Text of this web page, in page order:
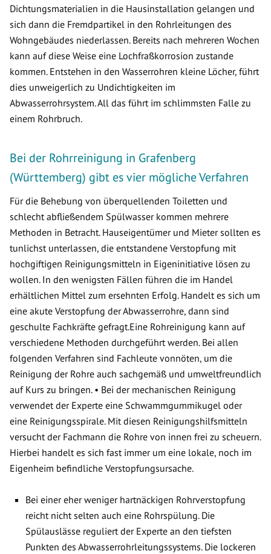
Dichtungsmaterialien in die Hausinstallation gelangen und
sich dann die Fremdpartikel in den Rohrleitungen des
Wohngebäudes niederlassen. Bereits nach mehreren Wochen
kann auf diese Weise eine Lochfraßkorrosion zustande
kommen. Entstehen in den Wasserrohren kleine Löcher, führt
dies unweigerlich zu Undichtigkeiten im
Abwasserrohrsystem. All das führt im schlimmsten Falle zu
einem Rohrbruch.
Bei der Rohrreinigung in Grafenberg
(Württemberg) gibt es vier mögliche Verfahren
Für die Behebung von überquellenden Toiletten und
schlecht abfließendem Spülwasser kommen mehrere
Methoden in Betracht. Hauseigentümer und Mieter sollten es
tunlichst unterlassen, die entstandene Verstopfung mit
hochgiftigen Reinigungsmitteln in Eigeninitiative lösen zu
wollen. In den wenigsten Fällen führen die im Handel
erhältlichen Mittel zum ersehnten Erfolg. Handelt es sich um
eine akute Verstopfung der Abwasserrohre, dann sind
geschulte Fachkräfte gefragt.Eine Rohreinigung kann auf
verschiedene Methoden durchgeführt werden. Bei allen
folgenden Verfahren sind Fachleute vonnöten, um die
Reinigung der Rohre auch sachgemäß und umweltfreundlich
auf Kurs zu bringen. • Bei der mechanischen Reinigung
verwendet der Experte eine Schwammgummikugel oder
eine Reinigungsspirale. Mit diesen Reinigungshilfsmitteln
versucht der Fachmann die Rohre von innen frei zu scheuern.
Hierbei handelt es sich fast immer um eine lokale, noch im
Eigenheim befindliche Verstopfungsursache.
Bei einer eher weniger hartnäckigen Rohrverstopfung
reicht nicht selten auch eine Rohrspülung. Die
Spülauslässe reguliert der Experte an den tiefsten
Punkten des Abwasserrohrleitungssystems. Die lockeren